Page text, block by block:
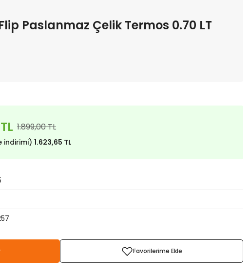
Paslanmaz Çelik Termos 0.70 LT
1.899,00 TL
indirimi) 1.623,65 TL